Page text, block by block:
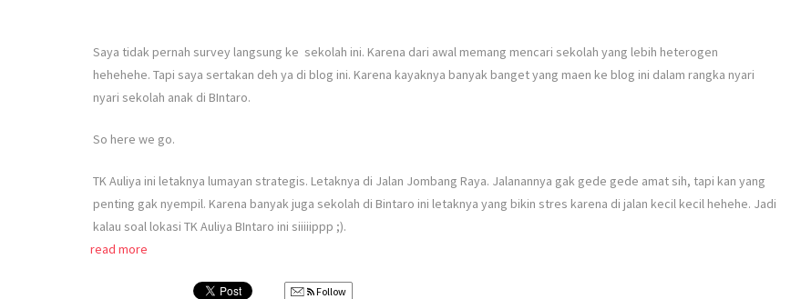
Saya tidak pernah survey langsung ke sekolah ini. Karena dari awal memang mencari sekolah yang lebih heterogen
hehehehe. Tapi saya sertakan deh ya di blog ini. Karena kayaknya banyak banget yang maen ke blog ini dalam rangka nyari
nyari sekolah anak di BIntaro.
So here we go.
TK Auliya ini letaknya lumayan strategis. Letaknya di Jalan Jombang Raya. Jalanannya gak gede gede amat sih, tapi kan yang
penting gak nyempil. Karena banyak juga sekolah di Bintaro ini letaknya yang bikin stres karena di jalan kecil kecil hehehe. Jadi
kalau soal lokasi TK Auliya BIntaro ini siiiiippp ;).
read more
Follow